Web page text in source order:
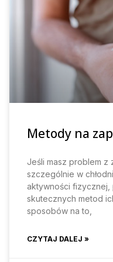
Metody na
Jeśli masz problem z
szczególnie w
aktywności
skutecznych metod
sposobów na to,
CZYTAJ DALEJ »